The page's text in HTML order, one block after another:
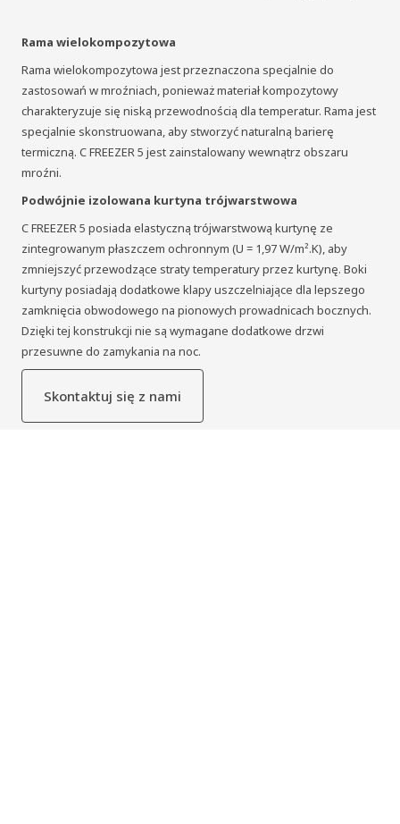
Rama wielokompozytowa
Rama wielokompozytowa jest przeznaczona specjalnie do
zastosowań w mroźniach, ponieważ materiał kompozytowy
charakteryzuje się niską przewodnością dla temperatur. Rama jest
specjalnie skonstruowana, aby stworzyć naturalną barierę
termiczną. C FREEZER 5 jest zainstalowany wewnątrz obszaru
mroźni.
Podwójnie izolowana kurtyna trójwarstwowa
C FREEZER 5 posiada elastyczną trójwarstwową kurtynę ze
zintegrowanym płaszczem ochronnym (U = 1,97 W/m².K), aby
zmniejszyć przewodzące straty temperatury przez kurtynę. Boki
kurtyny posiadają dodatkowe klapy uszczelniające dla lepszego
zamknięcia obwodowego na pionowych prowadnicach bocznych.
Dzięki tej konstrukcji nie są wymagane dodatkowe drzwi
przesuwne do zamykania na noc.
Skontaktuj się z nami